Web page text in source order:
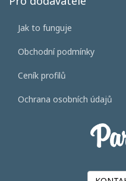
Jak to funguje
Obchodní podmínky
Ceník profilů
Ochrana osobních údajů